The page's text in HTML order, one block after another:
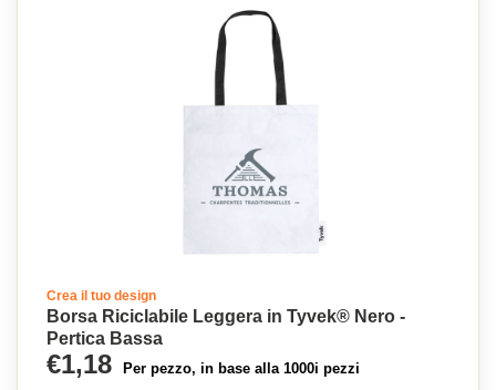
Crea il tuo design
Borsa Riciclabile Leggera in Tyvek® Nero -
Pertica Bassa
€1,18 Per pezzo, in base alla 1000i pezzi